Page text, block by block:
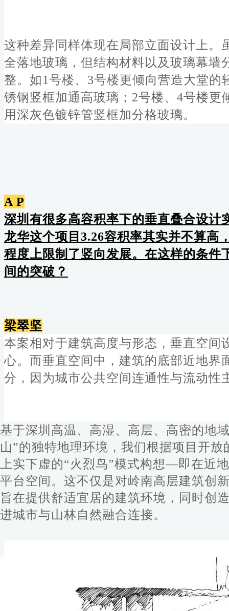
这种差异同样体现在局部立面设计上。
全落地玻璃，但结构材料以及玻璃幕墙
整。如1号楼、3号楼更倾向营造大堂的
锈钢竖框加通高玻璃；2号楼、4号楼更
用深灰色镀锌管竖框加分格玻璃。
A P
深圳有很多高容积率下的垂直叠合设计
龙华这个项目3.26容积率其实并不算高
程度上限制了竖向发展。在这样的条件
间的突破？
梁翠坚
本案相对于建筑高度与形态，垂直空间
心。而垂直空间中，建筑的底部近地界
分，因为城市公共空间连通性与流动性
基于深圳高温、高湿、高层、高密的地
山”的独特地理环境，我们根据项目开
上实下虚的“火烈鸟”模式构想—即在近
平台空间。这不仅是对岭南高层建筑创
旨在提供舒适宜居的建筑环境，同时创
进城市与山林自然融合连接。